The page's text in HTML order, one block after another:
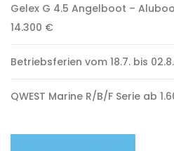
Gelex G 4.5 Angelboot –
14.300 €
Betriebsferien vom 18.7. bis
QWEST Marine R/B/F Serie ab